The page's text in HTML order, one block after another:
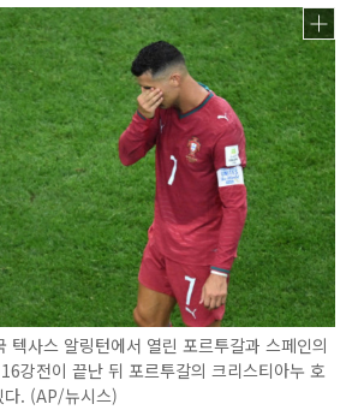
사스 알링턴에서 열린 포르투갈과 스페인의
강전이 끝난 뒤 포르투갈의 크리스티아누 호
다. (AP/뉴시스)